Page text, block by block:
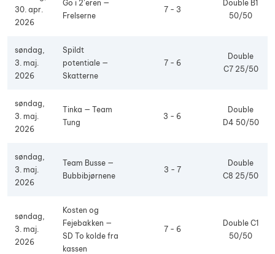
30. apr.
2026
Go i 2’eren —
Frelserne
7 - 3
Double B1
50/50
søndag,
3. maj.
2026
Spildt
potentiale —
Skatterne
7 - 6
Double
C7 25/50
søndag,
3. maj.
2026
Tinka — Team
Tung
3 - 6
Double
D4 50/50
søndag,
3. maj.
2026
Team Busse —
Bubbibjørnene
3 - 7
Double
C8 25/50
søndag,
3. maj.
2026
Kosten og
Fejebakken —
SD To kolde fra
kassen
7 - 6
Double C1
50/50